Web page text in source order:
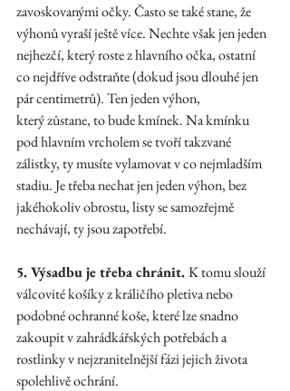
zavoskovanými očky. Často se také stane, že
výhonů vyraší ještě více. Nechte však jen jeden
nejhezčí, který roste z hlavního očka, ostatní
co nejdříve odstraňte (dokud jsou dlouhé jen
pár centimetrů). Ten jeden výhon,
který zůstane, to bude kmínek. Na kmínku
pod hlavním vrcholem se tvoří takzvané
zálistky, ty musíte vylamovat v co nejmladším
stadiu. Je třeba nechat jen jeden výhon, bez
jakéhokoliv obrostu, listy se samozřejmě
nechávají, ty jsou zapotřebí.
5. Výsadbu je třeba chránit. K tomu slouží
válcovité košíky z králičího pletiva nebo
podobné ochranné koše, které lze snadno
zakoupit v zahrádkářských potřebách a
rostlinky v nejzranitelnější fázi jejich života
spolehlivě ochrání.